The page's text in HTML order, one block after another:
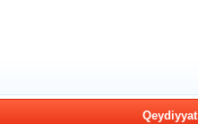
Qeydiyyat